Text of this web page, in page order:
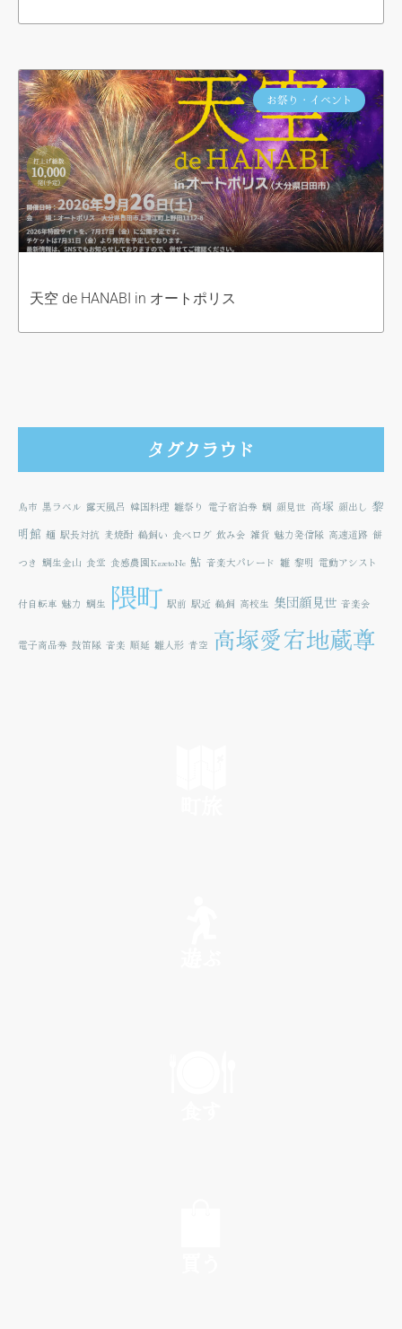
お祭り・イベント
天空 de HANABI in オートポリス
タグクラウド
鳥市 黒ラベル 露天風呂 韓国料理 雛祭り 電子宿泊券 鯛 顔見世 高塚 顔出し 黎
明館 麺 駅長対抗 麦焼酎 鵜飼い 食べログ 飲み会 雑貨 魅力発信隊 高速道路 餅
つき 鯛生金山 食堂 食感農園KazetoNe 鮎 音楽大パレード 雛 黎明 電動アシスト
付自転車 魅力 鯛生 隈町 駅前 駅近 鵜飼 高校生 集団顔見世 音楽会
電子商品券 鼓笛隊 音楽 順延 雛人形 青空 高塚愛宕地蔵尊